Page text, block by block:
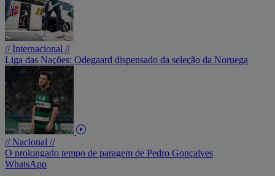
// Internacional //
Liga das Nações: Odegaard dispensado da seleção da Noruega
// Nacional //
O prolongado tempo de paragem de Pedro Gonçalves
WhatsApp